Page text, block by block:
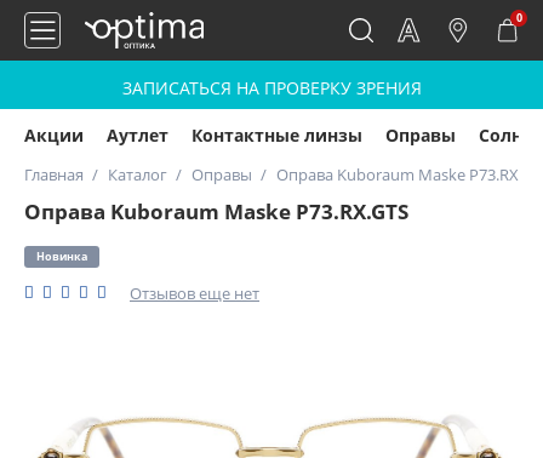
0
ЗАПИСАТЬСЯ НА ПРОВЕРКУ ЗРЕНИЯ
Акции Аутлет Контактные линзы Оправы
Главная Каталог Оправы Оправа Kuboraum Maske
Оправа Kuboraum Maske P73.RX.GTS
Новинка
Отзывов еще нет